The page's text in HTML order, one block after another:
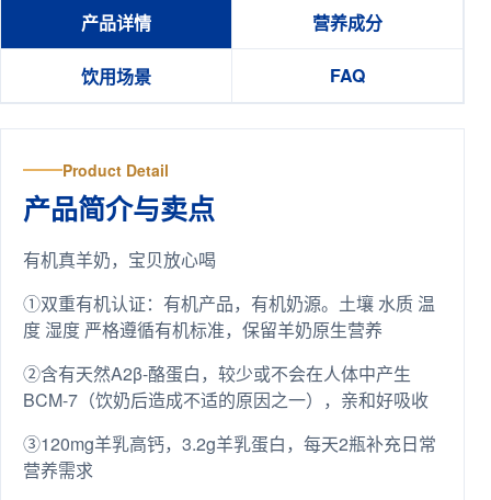
产品详情 营养成分
饮用场景 FAQ
Product Detail
产品简介与卖点
有机真羊奶，宝贝放心喝
①双重有机认证：有机产品，有机奶源。土壤 水质 温
度 湿度 严格遵循有机标准，保留羊奶原生营养
②含有天然A2β-酪蛋白，较少或不会在人体中产生
BCM-7（饮奶后造成不适的原因之一），亲和好吸收
③120mg羊乳高钙，3.2g羊乳蛋白，每天2瓶补充日常
营养需求